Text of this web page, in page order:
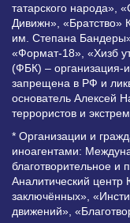
татарского народа»,
Дивижн», «Братство»
им. Степана
«Формат-18», «Хизб
(ФБК) – организация-
запрещена в РФ и
основатель Алексей
террористов и
* Организации и
иноагентами:
благотворительное
Аналитический
заключённых»,
движений»,